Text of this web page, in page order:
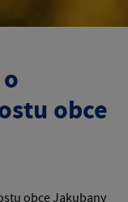
obce
obce Jakubany